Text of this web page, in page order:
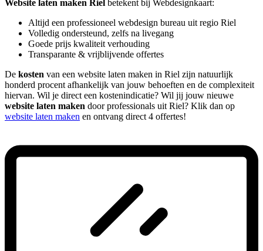
Website laten maken Riel betekent bij Webdesignkaart:
Altijd een professioneel webdesign bureau uit regio Riel
Volledig ondersteund, zelfs na livegang
Goede prijs kwaliteit verhouding
Transparante & vrijblijvende offertes
De kosten van een website laten maken in Riel zijn natuurlijk
honderd procent afhankelijk van jouw behoeften en de complexiteit
hiervan. Wil je direct een kostenindicatie? Wil jij jouw nieuwe
website laten maken door professionals uit Riel? Klik dan op
website laten maken en ontvang direct 4 offertes!